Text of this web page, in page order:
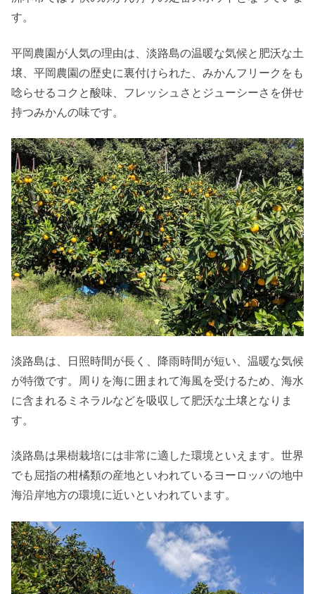
す。
平岡農園が人気の理由は、淡路島の温暖な気候と肥沃な土
壌、平岡農園の歴史に裏付けられた、みかんフリークをも
唸らせるコクと酸味、フレッシュさとジューシーさを併せ
持つみかんの味です。
淡路島は、日照時間が長く、降雨時間が短い、温暖な気候
が特徴です。周りを海に囲まれて海風を受けるため、海水
に含まれるミネラルなどを吸収して肥沃な土壌となりま
す。
淡路島は果樹栽培には非常に適した環境といえます。世界
でも屈指の柑橘類の産地といわれているヨーロッパの地中
海沿岸地方の環境に近いといわれています。